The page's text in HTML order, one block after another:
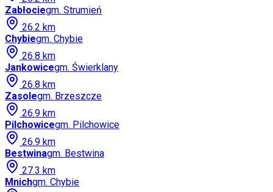
Zabłociegm. Strumień
26.2 km
Chybiegm. Chybie
26.8 km
Jankowicegm. Świerklany
26.8 km
Zasolegm. Brzeszcze
26.9 km
Pilchowicegm. Pilchowice
26.9 km
Bestwinagm. Bestwina
27.3 km
Mnichgm. Chybie